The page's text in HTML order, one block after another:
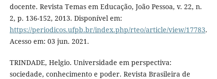
docente. Revista Temas em Educação, João Pessoa, v. 22, n.
2, p. 136-152, 2013. Disponível em:
https://periodicos.ufpb.br/index.php/rteo/article/view/17783.
Acesso em: 03 jun. 2021.
TRINDADE, Helgio. Universidade em perspectiva:
sociedade, conhecimento e poder. Revista Brasileira de